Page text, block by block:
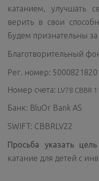
катанием, улучшать
верить в свои
Будем признательны
Благотворительный
Рег. номер:
Номер счета: LV78 CBBR
Банк: BluOr Bank AS
SWIFT: CBBRLV22
Просьба указать
катание для детей с